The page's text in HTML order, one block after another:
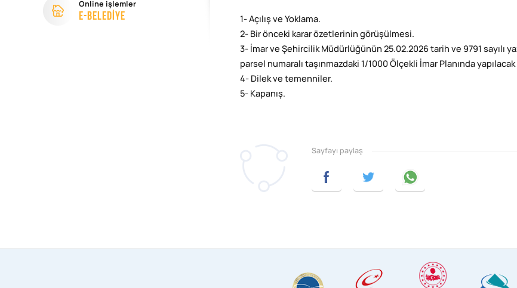
Online işlemler
e-Beledİye
1- Açılış ve Yoklama.
2- Bir önceki karar özetlerinin görüşülmesi.
3- İmar ve Şehircilik Müdürlüğünün 25.02.2026 tarih ve 9791 sayılı
parsel numaralı taşınmazdaki 1/1000 Ölçekli İmar Planında
4- Dilek ve temenniler.
5- Kapanış.
Sayfayı paylaş